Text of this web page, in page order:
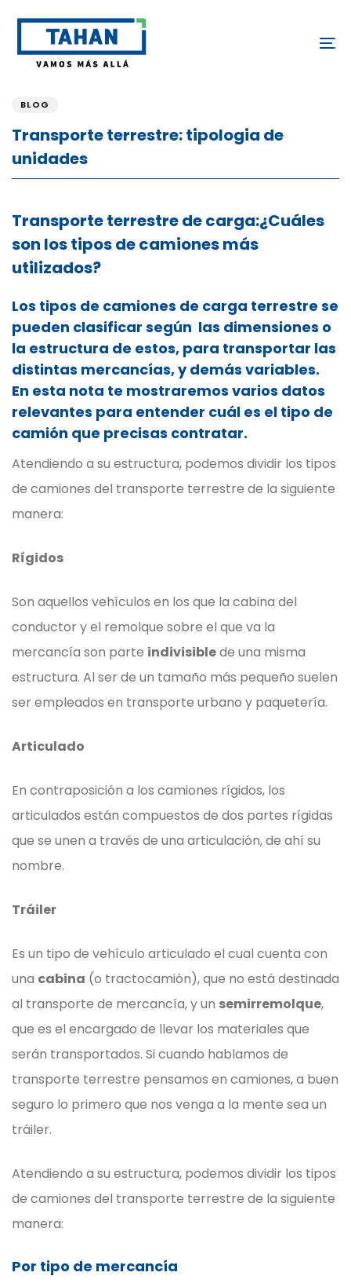
content
PUBLISHED
BLOG
Transporte terrestre: tipologia de
unidades
Transporte terrestre de carga:¿Cuáles
son los tipos de camiones más
utilizados?
Los tipos de camiones de carga terrestre se
pueden clasificar según las dimensiones o
la estructura de estos, para transportar las
distintas mercancías, y demás variables.
En esta nota te mostraremos varios datos
relevantes para entender cuál es el tipo de
camión que precisas contratar.
Atendiendo a su estructura, podemos dividir los tipos
de camiones del transporte terrestre de la siguiente
manera:
Rígidos
Son aquellos vehículos en los que la cabina del
conductor y el remolque sobre el que va la
mercancía son parte indivisiblede una misma
estructura. Al ser de un tamaño más pequeño suelen
ser empleados en transporte urbano y paquetería.
Articulado
En contraposición a los camiones rígidos, los
articulados están compuestos de dos partes rígidas
que se unen a través de una articulación, de ahí su
nombre.
Tráiler
Es un tipo de vehículo articulado el cual cuenta con
una cabina (o tractocamión), que no está destinada
al transporte de mercancía, y un semirremolque,
que es el encargado de llevar los materiales que
serán transportados. Si cuando hablamos de
transporte terrestre pensamos en camiones, a buen
seguro lo primero que nos venga a la mente sea un
tráiler.
Atendiendo a su estructura, podemos dividir los tipos
de camiones del transporte terrestre de la siguiente
manera:
Por tipo de mercancía